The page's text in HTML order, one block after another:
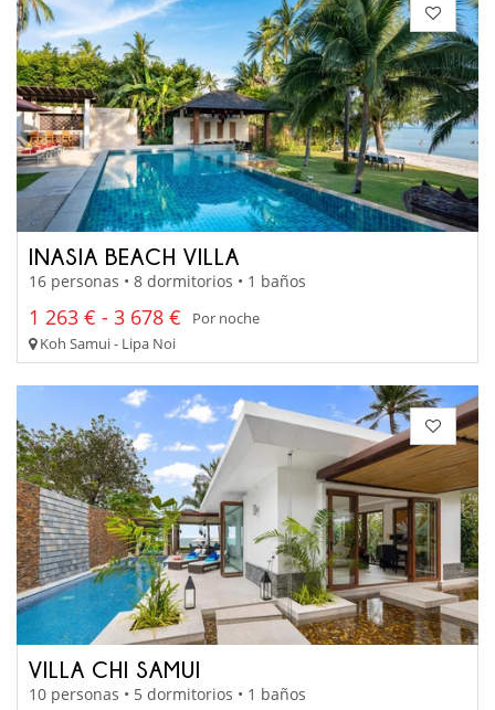
INASIA BEACH VILLA
16 personas • 8 dormitorios • 1 baños
1 263 € - 3 678 €
Por noche
Koh Samui - Lipa Noi
VILLA CHI SAMUI
10 personas • 5 dormitorios • 1 baños